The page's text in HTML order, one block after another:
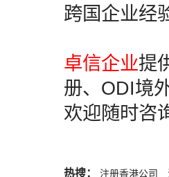
跨国企业经
卓信企业提
册、ODI境
欢迎随时咨
热搜： 注册香港公司